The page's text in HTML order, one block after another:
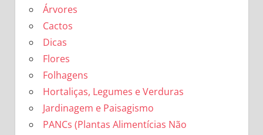
Árvores
Cactos
Dicas
Flores
Folhagens
Hortaliças, Legumes e Verduras
Jardinagem e Paisagismo
PANCs (Plantas Alimentícias Não